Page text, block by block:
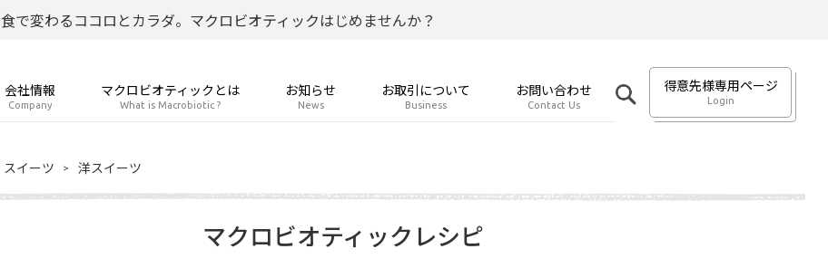
食で変わるココロとカラダ。マクロビオティックはじめませんか？
会社情報
Company
マクロビオティックとは
What is Macrobiotic ?
お知らせ
News
お取引について
Business
お問い合わせ
Contact Us
得意先様専用ページ
Login
スイーツ 洋スイーツ
マクロビオティックレシピ